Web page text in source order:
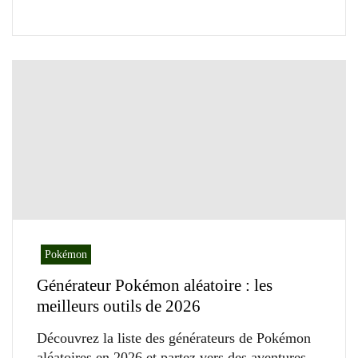
Pokémon
Générateur Pokémon aléatoire : les
meilleurs outils de 2026
Découvrez la liste des générateurs de Pokémon